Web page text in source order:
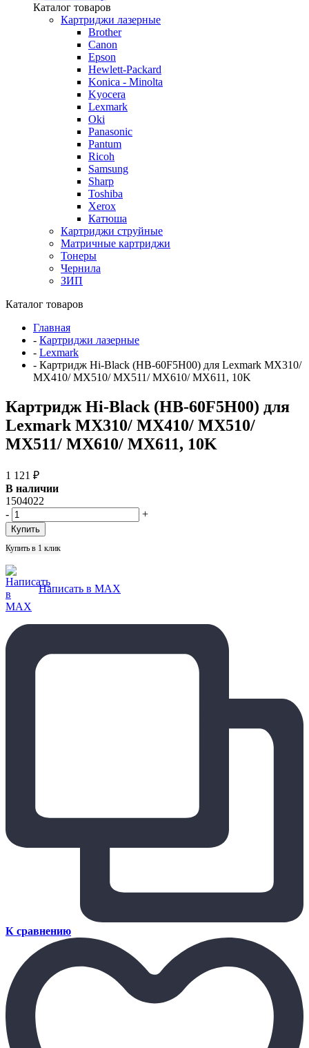
Каталог товаров
Картриджи лазерные
Brother
Canon
Epson
Hewlett-Packard
Konica - Minolta
Kyocera
Lexmark
Oki
Panasonic
Pantum
Ricoh
Samsung
Sharp
Toshiba
Xerox
Катюша
Картриджи струйные
Матричные картриджи
Тонеры
Чернила
ЗИП
Каталог товаров
Главная
- Картриджи лазерные
- Lexmark
- Картридж Hi-Black (HB-60F5H00) для Lexmark MX310/
MX410/ MX510/ MX511/ MX610/ MX611, 10K
Картридж Hi-Black (HB-60F5H00) для
Lexmark MX310/ MX410/ MX510/
MX511/ MX610/ MX611, 10K
1 121 ₽
В наличии
1504022
-
+
Купить в 1 клик
Написать в MAX
К сравнению